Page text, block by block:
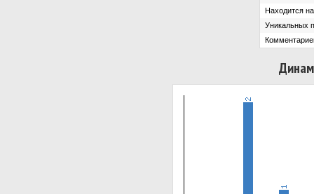
Находится
Уникальных